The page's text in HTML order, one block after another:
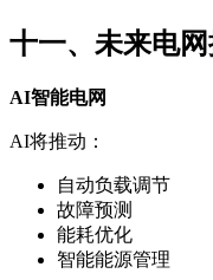
十一、未来电
AI智能电网
AI将推动：
自动负载调节
故障预测
能耗优化
智能能源管理